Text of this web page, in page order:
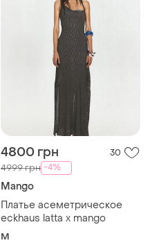
4800 грн 30
4999 грн -4%
Mango
Платье асеметрическое
eckhaus latta x mango
M